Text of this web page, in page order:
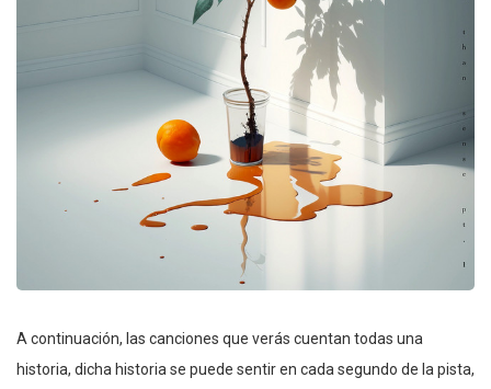
A continuación, las canciones que verás cuentan todas una
historia, dicha historia se puede sentir en cada segundo de la pista,